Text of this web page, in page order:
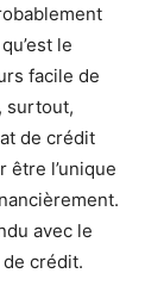
le
facile de
surtout,
de crédit
être l’unique
avec le
crédit.